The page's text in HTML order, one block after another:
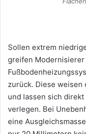
Sollen extrem
greifen
zurück. Diese
und lassen sich
verlegen. Bei
eine